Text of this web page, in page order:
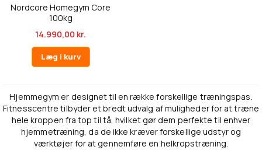
Nordcore Homegym Core
100kg
14.990,00 kr.
Læg i kurv
Hjemmegym er designet til en række forskellige træningspas.
Fitnesscentre tilbyder et bredt udvalg af muligheder for at træne
hele kroppen fra top til tå, hvilket gør dem perfekte til enhver
hjemmetræning, da de ikke kræver forskellige udstyr og
værktøjer for at gennemføre en helkropstræning.